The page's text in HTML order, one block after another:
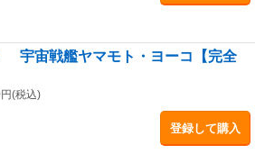
宇宙戦艦ヤマモト・ヨーコ【完全
(税込)
登録して購入